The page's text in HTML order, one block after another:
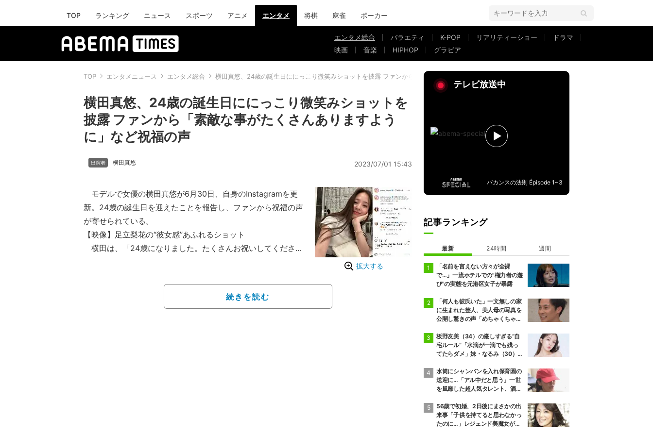
TOP ランキング ニュース スポーツ アニメ エンタメ 将棋 麻雀 ポーカー
エンタメ総合 バラエティ K-POP リアリティーショー
ドラマ
映画
音楽 HIPHOP グラビア
TOP エンタメニュース エンタメ総合 横田真悠、24歳の誕生日ににっこり微笑みショットを披露 ファンから「素敵な事がたくさんありますように」など祝福の声
横田真悠、24歳の誕生日ににっこり微笑みショットを
披露 ファンから「素敵な事がたくさんありますよう
に」など祝福の声
横田真悠 2023/07/01 15:43
拡大する
モデルで女優の横田真悠が6月30日、自身のInstagramを更
新。24歳の誕生日を迎えたことを報告し、ファンから祝福の声
が寄せられている。
【映像】足立梨花の“彼女感”あふれるショット
横田は、「24歳になりました。たくさんお祝いしてくださっ
この投稿に、ファンからは「お誕生日おめでとう!!ずっと憧れ
続きを読む
テレビ放送中
バカンスの法則 Épisode 1~3
記事ランキング
最新 24時間 週間
「名前を言えない方々が全裸
で…」一流ホテルでの"権力者の遊
び"の実態を元港区女子が暴露
「何人も彼氏いた」一文無しの家
に生まれた芸人、美人母の写真を
公開し驚きの声「めちゃくちゃキ
板野友美（34）の厳しすぎる“自
宅ルール”「水滴が一滴でも残っ
てたらダメ」妹・なるみ（30）が
水筒にシャンパンを入れ保育園の
送迎に…「アル中だと思う」一世
を風靡した超人気タレント、酒漬
56歳で初婚、2日後にまさかの出
来事「子供を持てると思わなかっ
たのに…」レジェンド美魔女が当